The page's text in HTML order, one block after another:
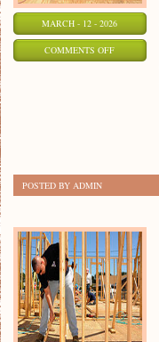
MARCH - 12 - 2026
COMMENTS OFFON
POSTED BY ADMIN